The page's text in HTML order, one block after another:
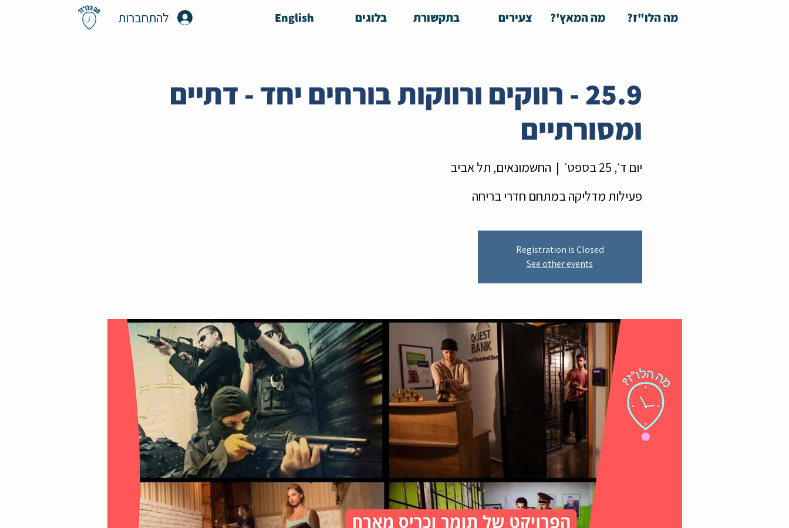
מה הלו"ז? מה המאץ'? צעירים בתקשורת בלוגים English להתחברות
25.9 - רווקים ורווקות בורחים יחד - דתיים
ומסורתיים
יום ד׳, 25 בספט׳
  |
החשמונאים, תל אביב
פעילות מדליקה במתחם חדרי בריחה
Registration is Closed
See other events